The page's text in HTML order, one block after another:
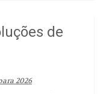
de
2026